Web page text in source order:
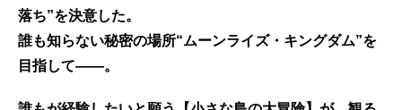
落ち”を決意した。
誰も知らない秘密の場所“ムーンライズ・キングダム”を
目指して——。